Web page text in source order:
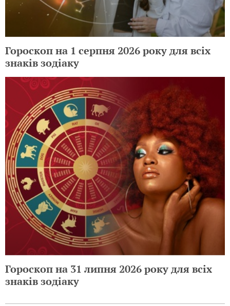
Гороскоп на 1 серпня 2026 року для всіх
знаків зодіаку
Гороскоп на 31 липня 2026 року для всіх
знаків зодіаку